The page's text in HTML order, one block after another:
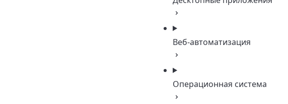
Веб-автоматизация
Операционная система